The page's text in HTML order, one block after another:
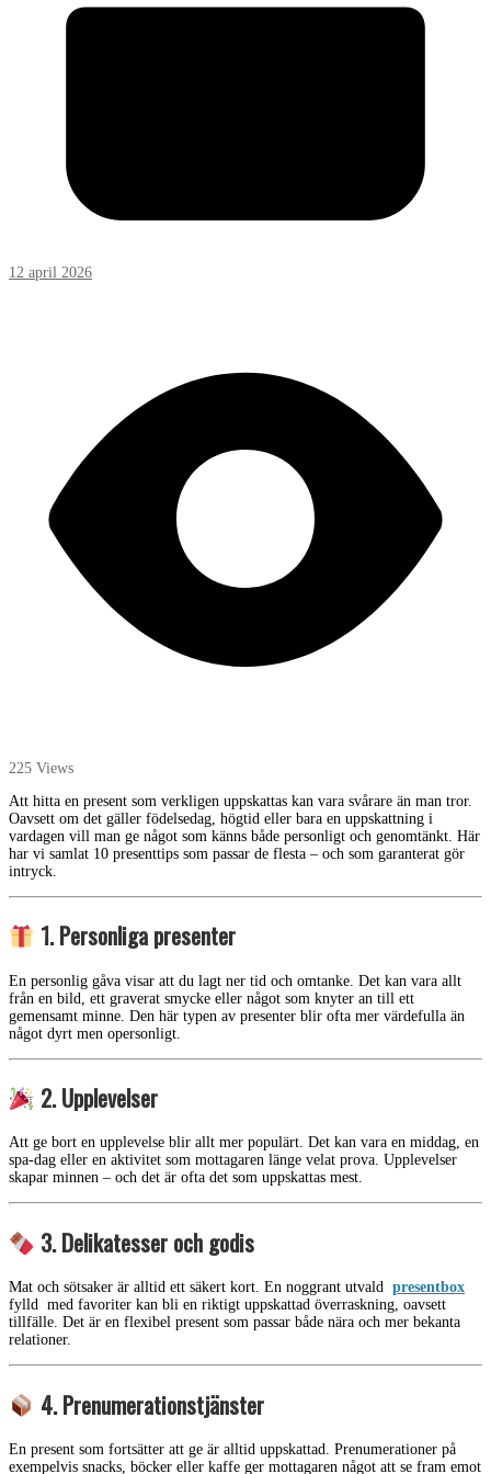
12 april 2026
225 Views
Att hitta en present som verkligen uppskattas kan vara svårare än man tror.
Oavsett om det gäller födelsedag, högtid eller bara en uppskattning i
vardagen vill man ge något som känns både personligt och genomtänkt. Här
har vi samlat 10 presenttips som passar de flesta – och som garanterat gör
intryck.
1. Personliga presenter
En personlig gåva visar att du lagt ner tid och omtanke. Det kan vara allt
från en bild, ett graverat smycke eller något som knyter an till ett
gemensamt minne. Den här typen av presenter blir ofta mer värdefulla än
något dyrt men opersonligt.
2. Upplevelser
Att ge bort en upplevelse blir allt mer populärt. Det kan vara en middag, en
spa-dag eller en aktivitet som mottagaren länge velat prova. Upplevelser
skapar minnen – och det är ofta det som uppskattas mest.
3. Delikatesser och godis
Mat och sötsaker är alltid ett säkert kort. En noggrant utvald presentbox
fylld med favoriter kan bli en riktigt uppskattad överraskning, oavsett
tillfälle. Det är en flexibel present som passar både nära och mer bekanta
relationer.
4. Prenumerationstjänster
En present som fortsätter att ge är alltid uppskattad. Prenumerationer på
exempelvis snacks, böcker eller kaffe ger mottagaren något att se fram emot